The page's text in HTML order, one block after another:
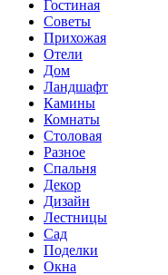
Гостиная
Советы
Прихожая
Отели
Дом
Ландшафт
Камины
Комнаты
Столовая
Разное
Спальня
Декор
Дизайн
Лестницы
Сад
Поделки
Окна